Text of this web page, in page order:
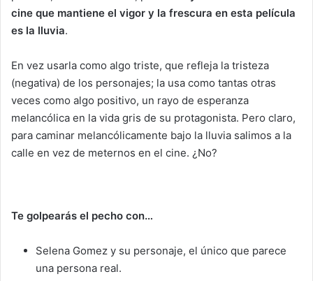
cine que mantiene el vigor y la frescura en esta película
es la lluvia.
En vez usarla como algo triste, que refleja la tristeza
(negativa) de los personajes; la usa como tantas otras
veces como algo positivo, un rayo de esperanza
melancólica en la vida gris de su protagonista. Pero claro,
para caminar melancólicamente bajo la lluvia salimos a la
calle en vez de meternos en el cine. ¿No?
Te golpearás el pecho con…
Selena Gomez y su personaje, el único que parece
una persona real.